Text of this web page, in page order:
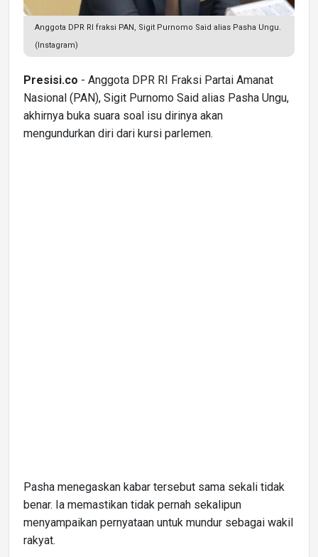
Anggota DPR RI fraksi PAN, Sigit Purnomo Said alias Pasha Ungu.
(Instagram)
Presisi.co - Anggota DPR RI Fraksi Partai Amanat
Nasional (PAN), Sigit Purnomo Said alias Pasha Ungu,
akhirnya buka suara soal isu dirinya akan
mengundurkan diri dari kursi parlemen.
Pasha menegaskan kabar tersebut sama sekali tidak
benar. Ia memastikan tidak pernah sekalipun
menyampaikan pernyataan untuk mundur sebagai wakil
rakyat.